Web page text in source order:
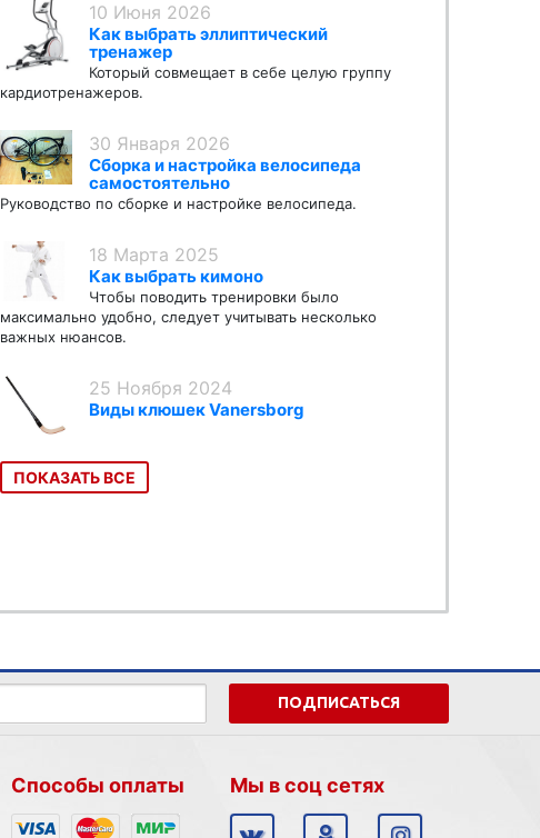
10 Июня 2026
Как выбрать эллиптический
тренажер
Который совмещает в себе целую группу
кардиотренажеров.
30 Января 2026
Сборка и настройка велосипеда
самостоятельно
Руководство по сборке и настройке велосипеда.
18 Марта 2025
Как выбрать кимоно
Чтобы поводить тренировки было
максимально удобно, следует учитывать несколько
важных нюансов.
25 Ноября 2024
Виды клюшек Vanersborg
ПОКАЗАТЬ ВСЕ
ПОДПИСАТЬСЯ
Способы оплаты Мы в соц сетях